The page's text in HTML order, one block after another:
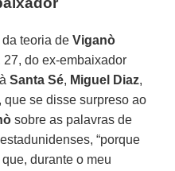
da teoria deViganò
do ex-embaixador
àSanta Sé, Miguel Diaz,
que se disse surpreso ao
sobre as palavras de
“porque
durante o meu